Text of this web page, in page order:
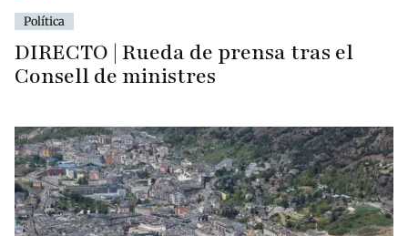
Política
DIRECTO | Rueda de prensa tras el
Consell de ministres